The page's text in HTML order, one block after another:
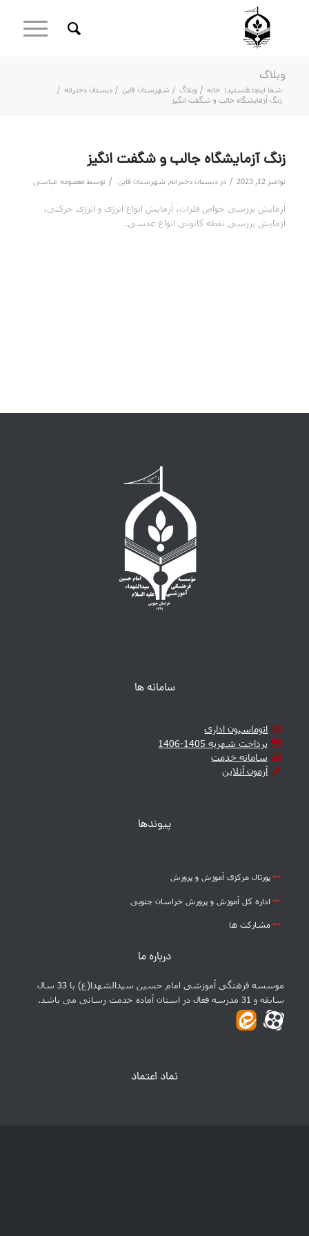
وبلاگ
شما اینجا هستید: خانه / وبلاگ / شهرستان قاین / دبستان دخترانه /
زنگ آزمایشگاه جالب و شگفت انگیز
زنگ آزمایشگاه جالب و شگفت انگیز
نوامبر 12, 2023 / در دبستان دخترانه, شهرستان قاین / توسط معصومه عباسی
آزمایش بررسی خواص فلزات، آزمایش انواع انرژی و انرژی حرکتی،
آزمایش بررسی نقطه کانونی انواع عدسی.
سامانه ها
اتوماسیون اداری
پرداخت شهریه 1405-1406
سامانه خدمت
آزمون آنلاین
پیوندها
پورتال مرکزی آموزش و پرورش
اداره کل آموزش و پرورش خراسان جنوبی
مشارکت ها
درباره ما
موسسه فرهنگی آموزشی امام حسین سیدالشهدا(ع) با 33 سال
سابقه و 31 مدرسه فعال در استان آماده خدمت رسانی می باشد.
نماد اعتماد